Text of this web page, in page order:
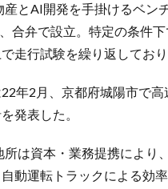
産とAI開発を手掛けるベン
合弁で設立。特定の条件
走行試験を繰り返してお
年2月、京都府城陽市で
発表した。
所は資本・業務提携により
動運転トラックによる効